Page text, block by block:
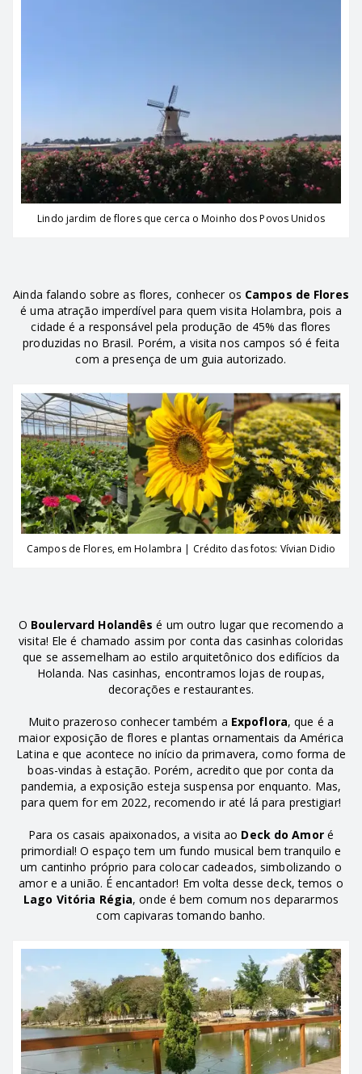
Lindo jardim de flores que cerca o Moinho dos Povos Unidos
Ainda falando sobre as flores, conhecer os Campos de Flores
é uma atração imperdível para quem visita Holambra, pois a
cidade é a responsável pela produção de 45% das flores
produzidas no Brasil. Porém, a visita nos campos só é feita
com a presença de um guia autorizado.
Campos de Flores, em Holambra | Crédito das fotos: Vívian Didio
O Boulervard Holandês é um outro lugar que recomendo a
visita! Ele é chamado assim por conta das casinhas coloridas
que se assemelham ao estilo arquitetônico dos edifícios da
Holanda. Nas casinhas, encontramos lojas de roupas,
decorações e restaurantes.
Muito prazeroso conhecer também a Expoflora, que é a
maior exposição de flores e plantas ornamentais da América
Latina e que acontece no início da primavera, como forma de
boas-vindas à estação. Porém, acredito que por conta da
pandemia, a exposição esteja suspensa por enquanto. Mas,
para quem for em 2022, recomendo ir até lá para prestigiar!
Para os casais apaixonados, a visita ao Deck do Amor é
primordial! O espaço tem um fundo musical bem tranquilo e
um cantinho próprio para colocar cadeados, simbolizando o
amor e a união. É encantador! Em volta desse deck, temos o
Lago Vitória Régia, onde é bem comum nos depararmos
com capivaras tomando banho.